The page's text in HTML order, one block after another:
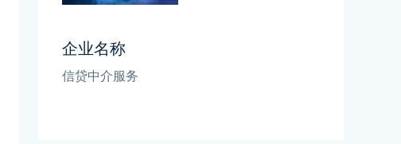
企业名称
信贷中介服务